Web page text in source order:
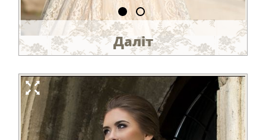
Даліт